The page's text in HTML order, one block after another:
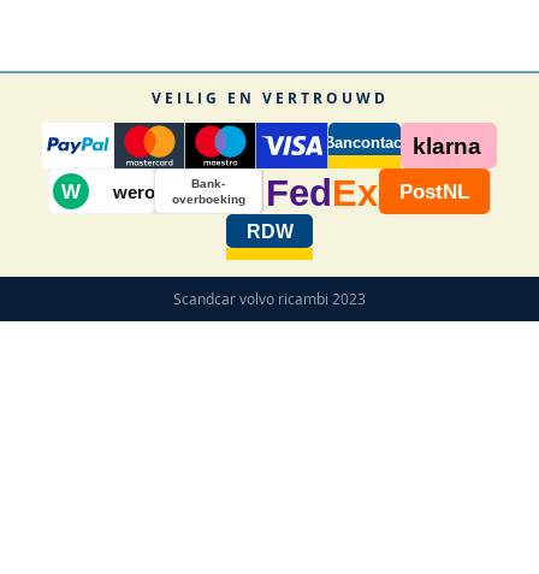
VEILIG EN VERTROUWD
Bancontact klarna
W wero
Bank-
overboeking
Fed Ex PostNL
RDW
Scandcar volvo ricambi 2023